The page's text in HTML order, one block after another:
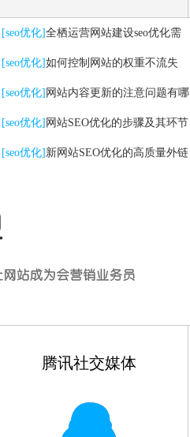
[seo优化]全栖运营网站建设seo优化需
要注意哪些问题
[seo优化]如何控制网站的权重不流失
[seo优化] 网站内容更新的注意问题有哪
些
[seo优化] 网站SEO优化的步骤及其环节
有哪些
[seo优化] 新网站SEO优化的高质量外链
腾讯社交媒体